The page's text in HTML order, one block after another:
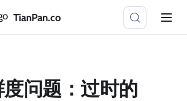
TianPan.co
度问题：过时的